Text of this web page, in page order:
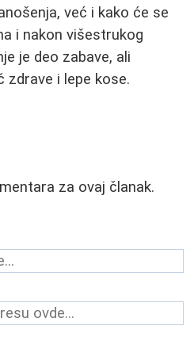
već i kako će se
i nakon višestrukog
je deo zabave, ali
zdrave i lepe kose.
za ovaj članak.